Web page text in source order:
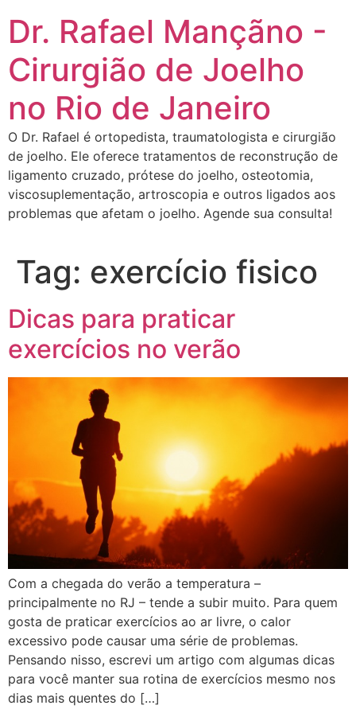
Dr. Rafael Mançãno -
Cirurgião de Joelho
no Rio de Janeiro
O Dr. Rafael é ortopedista, traumatologista e cirurgião
de joelho. Ele oferece tratamentos de reconstrução de
ligamento cruzado, prótese do joelho, osteotomia,
viscosuplementação, artroscopia e outros ligados aos
problemas que afetam o joelho. Agende sua consulta!
Tag: exercício fisico
Dicas para praticar
exercícios no verão
Com a chegada do verão a temperatura –
principalmente no RJ – tende a subir muito. Para quem
gosta de praticar exercícios ao ar livre, o calor
excessivo pode causar uma série de problemas.
Pensando nisso, escrevi um artigo com algumas dicas
para você manter sua rotina de exercícios mesmo nos
dias mais quentes do […]